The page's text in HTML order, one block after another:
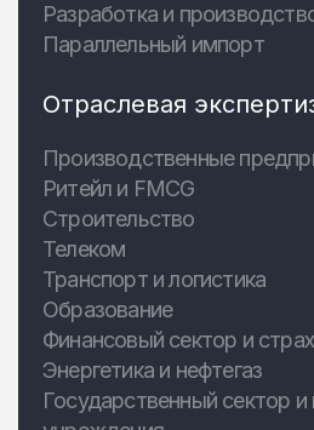
Разработка и
Параллельный импорт
Отраслевая
Производственные
Ритейл и FMCG
Строительство
Телеком
Транспорт и логистика
Образование
Финансовый сектор и
Энергетика и нефтегаз
Государственный сектор